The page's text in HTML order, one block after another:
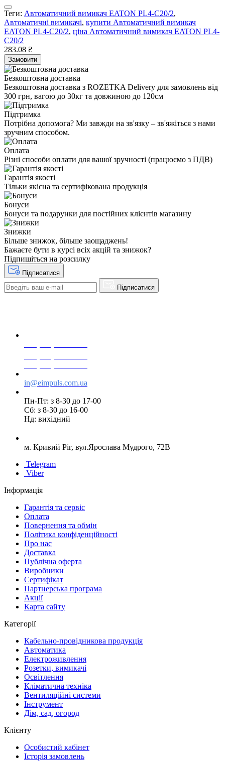
Теги: Автоматичний вимикач EATON PL4-C20/2,
Автоматичні вимикачі, купити Автоматичний вимикач
EATON PL4-C20/2, ціна Автоматичний вимикач EATON PL4-
C20/2
283.08 ₴
Замовити
Безкоштовна доставка
Безкоштовна доставка з ROZETKA Delivery для замовлень від
300 грн, вагою до 30кг та довжиною до 120см
Підтримка
Потрібна допомога? Ми завжди на зв'язку – зв'яжіться з нами
зручним способом.
Оплата
Різні способи оплати для вашої зручності (працюємо з ПДВ)
Гарантія якості
Тільки якісна та сертифікована продукція
Бонуси
Бонуси та подарунки для постійних клієнтів магазину
Знижки
Більше знижок, більше заощаджень!
Бажаєте бути в курсі всіх акцій та знижок?
Підпишіться на розсилку
Підписатися
Підписатися
in@eimpuls.com.ua
Пн-Пт: з 8-30 до 17-00
Сб: з 8-30 до 16-00
Нд: вихідний
м. Кривий Ріг, вул.Ярослава Мудрого, 72В
Telegram
Viber
Інформація
Гарантія та сервіс
Оплата
Повернення та обмін
Політика конфіденційності
Про нас
Доставка
Публічна оферта
Виробники
Сертифікат
Партнерська програма
Акції
Карта сайту
Категорії
Кабельно-провідникова продукція
Автоматика
Електроживлення
Розетки, вимикачі
Освітлення
Кліматична техніка
Вентиляційні системи
Інструмент
Дім, сад, огород
Клієнту
Особистий кабінет
Історія замовлень